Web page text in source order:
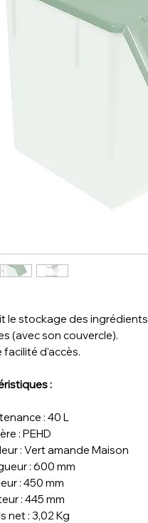
le stockage des
(avec son couvercle).
facilité d'accès.
:
: 40 L
: PEHD
: Vert amande Maison
: 600 mm
: 450 mm
: 445 mm
net : 3,02 Kg